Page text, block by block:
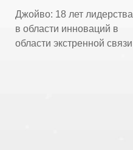
Джойво: 18 лет лидерства
в области инноваций в
области экстренной связи